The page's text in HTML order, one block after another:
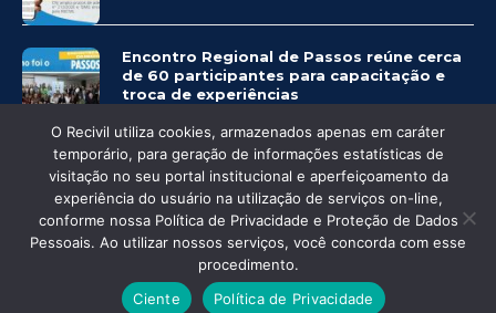
Encontro Regional de Passos reúne cerca
de 60 participantes para capacitação e
troca de experiências
0 260
© Recivil 2020 – Todos os direitos reservados.
Desenvolvido por:
O Recivil utiliza cookies, armazenados apenas em caráter
temporário, para geração de informações estatísticas de
visitação no seu portal institucional e aperfeiçoamento da
experiência do usuário na utilização de serviços on-line,
conforme nossa Política de Privacidade e Proteção de Dados
Pessoais. Ao utilizar nossos serviços, você concorda com esse
procedimento.
Ciente
Política de Privacidade